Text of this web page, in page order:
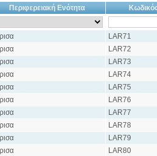
Περιφερειακή Ενότητα
LAR71
LAR72
LAR73
LAR74
LAR75
LAR76
LAR77
LAR78
LAR79
LAR80